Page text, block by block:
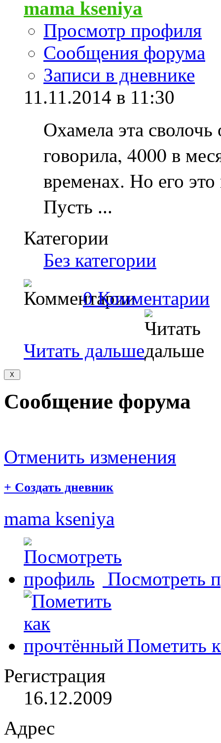
mama kseniya
Просмотр профиля
Сообщения форума
Записи в дневнике
11.11.2014 в 11:30
Охамела эта
говорила, 4000 в
временах. Но его это
Пусть ...
Категории
Без категории
0 Комментарии
Читать дальше
Сообщение форума
Отменить изменения
+ Создать дневник
mama kseniya
Посмотреть
Пометить
Регистрация
16.12.2009
Адрес